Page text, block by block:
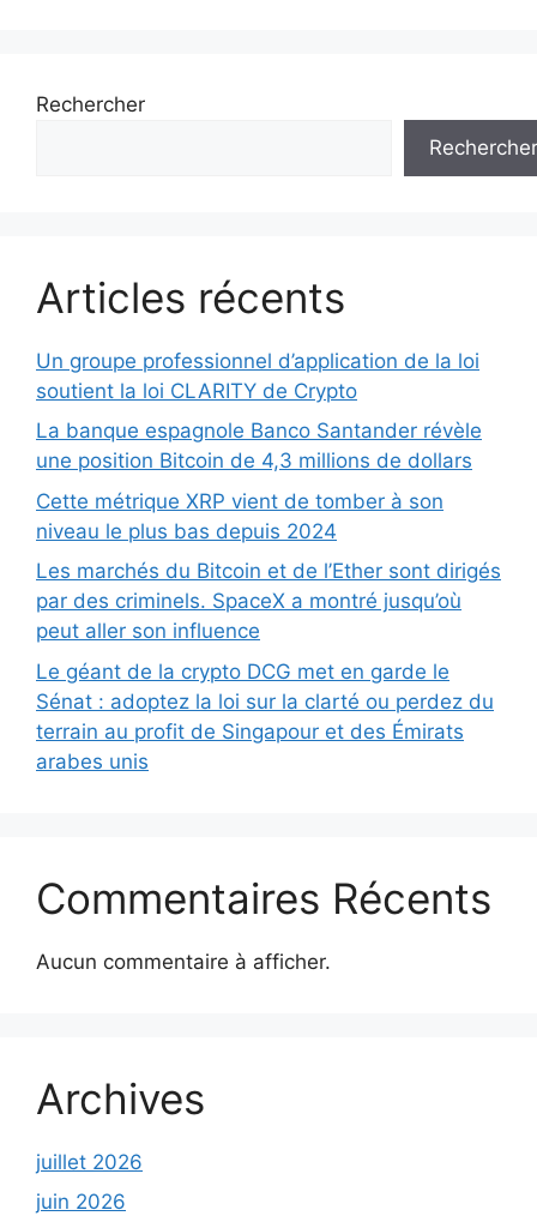
Rechercher
Rechercher
Articles récents
Un groupe professionnel d’application de la loi
soutient la loi CLARITY de Crypto
La banque espagnole Banco Santander révèle
une position Bitcoin de 4,3 millions de dollars
Cette métrique XRP vient de tomber à son
niveau le plus bas depuis 2024
Les marchés du Bitcoin et de l’Ether sont dirigés
par des criminels. SpaceX a montré jusqu’où
peut aller son influence
Le géant de la crypto DCG met en garde le
Sénat : adoptez la loi sur la clarté ou perdez du
terrain au profit de Singapour et des Émirats
arabes unis
Commentaires Récents
Aucun commentaire à afficher.
Archives
juillet 2026
juin 2026